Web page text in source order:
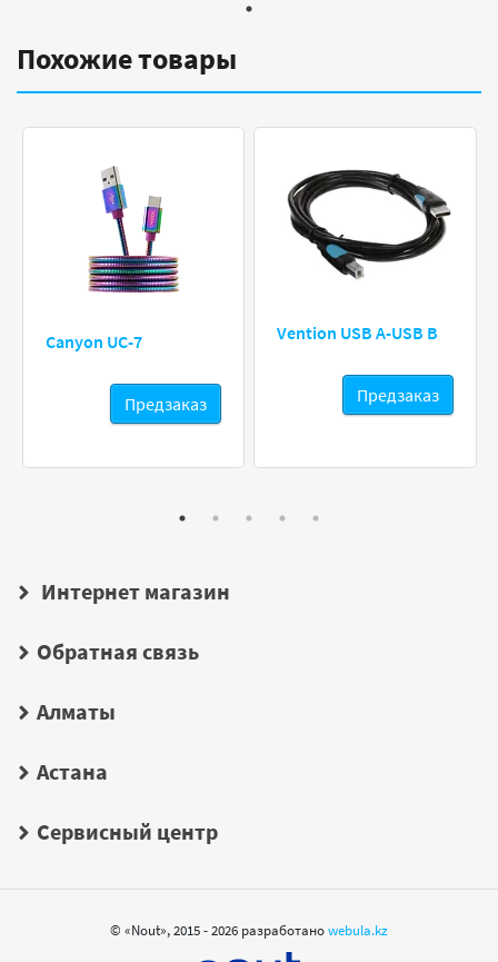
Похожие товары
Canyon UC-7
Предзаказ
Vention USB A-USB B
Предзаказ
Интернет магазин
Обратная связь
Алматы
Астана
Сервисный центр
© «Nout», 2015 - 2026 разработаноwebula.kz